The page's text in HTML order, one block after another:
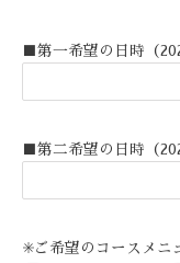
■第一希望の日時（
■第二希望の日時（
✳️ご希望のコースメニ